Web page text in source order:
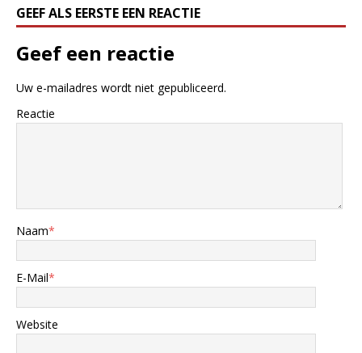
GEEF ALS EERSTE EEN REACTIE
Geef een reactie
Uw e-mailadres wordt niet gepubliceerd.
Reactie
Naam*
E-Mail*
Website